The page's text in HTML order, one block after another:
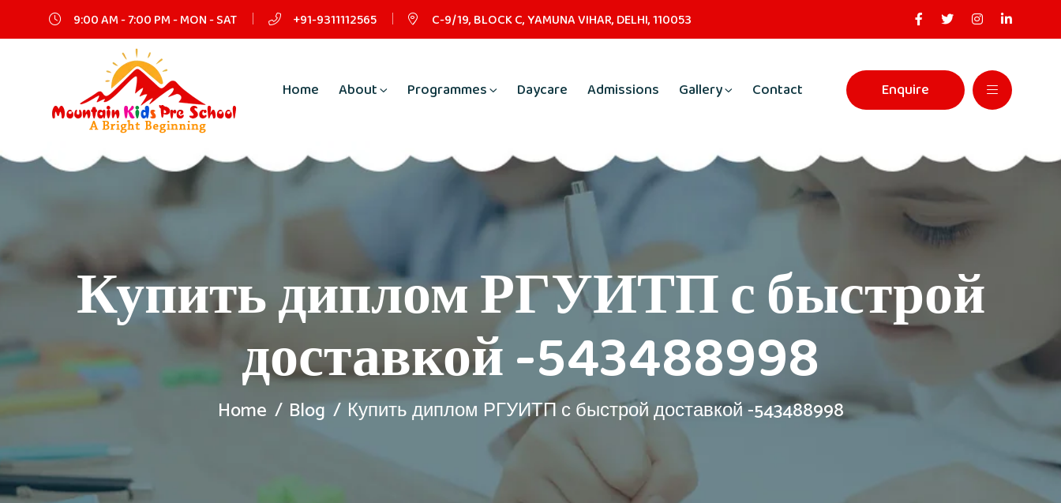
9:00 AM - 7:00 PM - MON - SAT +91-9311112565 C-9/19, BLOCK C, YAMUNA VIHAR, DELHI, 110053
Home About Programmes Daycare Admissions Gallery Contact Enquire
Купить диплом РГУИТП с быстрой
доставкой -543488998
Home Blog Купить диплом РГУИТП с быстрой доставкой -543488998